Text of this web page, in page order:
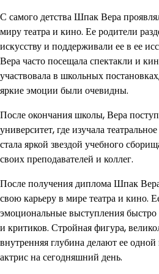
С самого детства Шпак Вера
миру театра и кино. Ее родители
искусству и поддерживали ее в ее
Вера часто посещала спектакли и
участвовала в школьных
яркие эмоции были очевидны.
После окончания школы, Вера
университет, где изучала
стала яркой звездой учебного
своих преподавателей и коллег.
После получения диплома Шпак
свою карьеру в мире театра и кино.
эмоциональные выступления быстро
и критиков. Стройная фигура,
внутренняя глубина делают ее
актрис на сегодняшний день.